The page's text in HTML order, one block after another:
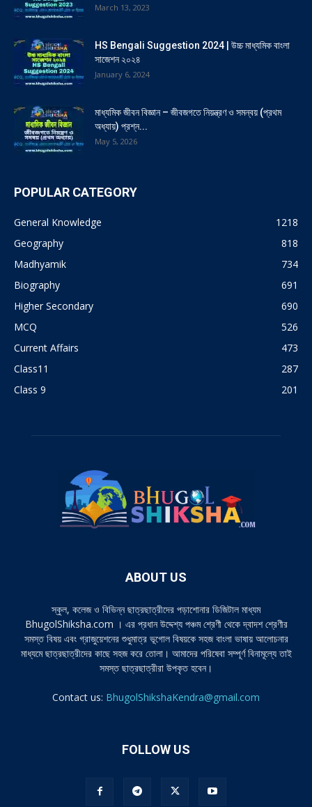
March 13, 2023
HS Bengali Suggestion 2024 | উচ্চ মাধ্যমিক বাংলা
সাজেশন ২০২৪
January 6, 2024
মাধ্যমিক জীবন বিজ্ঞান – জীবজগতে নিয়ন্ত্রণ ও সমন্বয় (প্রথম
অধ্যায়) প্রশ্ন...
May 5, 2026
POPULAR CATEGORY
General Knowledge
1218
Geography
818
Madhyamik
734
Biography
691
Higher Secondary
690
MCQ
526
Current Affairs
473
Class11
287
Class 9
201
ABOUT US
স্কুল, কলেজ ও বিভিন্ন ছাত্রছাত্রীদের পড়াশোনার ডিজিটাল মাধ্যম
BhugolShiksha.com । এর প্রধান উদ্দেশ্য পঞ্চম শ্রেণী থেকে দ্বাদশ শ্রেণীর
সমস্ত বিষয় এবং গ্রাজুয়েশনের শুধুমাত্র ভূগোল বিষয়কে সহজ বাংলা ভাষায় আলোচনার
মাধ্যমে ছাত্রছাত্রীদের কাছে সহজ করে তোলা। আমাদের পরিষেবা সম্পূর্ণ বিনামূল্যে তাই
সমস্ত ছাত্রছাত্রীরা উপকৃত হবেন।
Contact us: BhugolShikshaKendra@gmail.com
FOLLOW US